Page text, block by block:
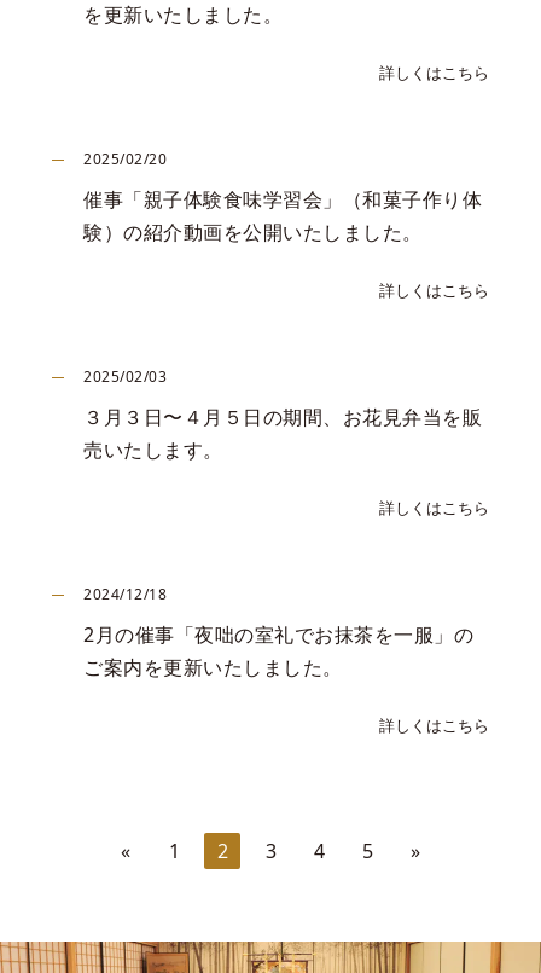
を更新いたしました。
詳しくはこちら
2025/02/20
催事「親子体験食味学習会」（和菓子作り体
験）の紹介動画を公開いたしました。
詳しくはこちら
2025/02/03
３月３日〜４月５日の期間、お花見弁当を販
売いたします。
詳しくはこちら
2024/12/18
2月の催事「夜咄の室礼でお抹茶を一服」の
ご案内を更新いたしました。
詳しくはこちら
« 1 2 3 4 5 »